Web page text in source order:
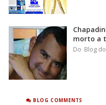
morto a
Do Blog
BLOG COMMENTS